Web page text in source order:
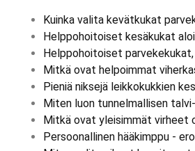
Kuinka valita kevätkukat
Helppohoitoiset kesäkukat
Helppohoitoiset
Mitkä ovat helpoimmat
Pieniä niksejä leikkokukkien
Miten luon tunnelmallisen
Mitkä ovat yleisimmät virheet
Persoonallinen hääkimppu -